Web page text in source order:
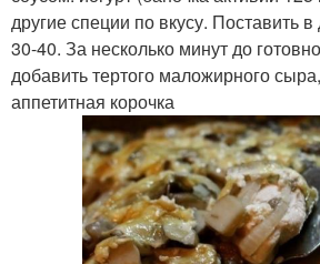
другие специи по вкусу. Поставить
30-40. За несколько минут до
добавить тертого маложирного
аппетитная корочка